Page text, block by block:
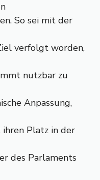
So sei mit der
verfolgt worden,
nutzbar zu
Anpassung,
Platz in der
des Parlaments